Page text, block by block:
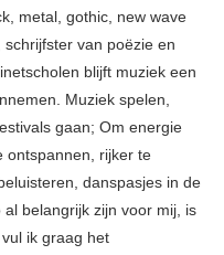
metal, gothic, new wave
van poëzie en
blijft muziek een
Muziek spelen,
gaan; Om energie
ontspannen, rijker te
danspasjes in de
belangrijk zijn voor mij, is
ik graag het